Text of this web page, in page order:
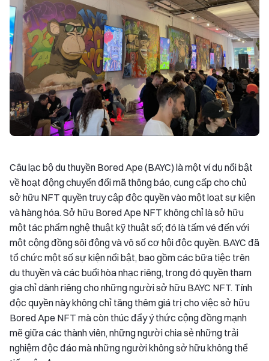
Câu lạc bộ du thuyền Bored Ape (BAYC) là một ví dụ nổi bật
về hoạt động chuyển đổi mã thông báo, cung cấp cho chủ
sở hữu NFT quyền truy cập độc quyền vào một loạt sự kiện
và hàng hóa. Sở hữu Bored Ape NFT không chỉ là sở hữu
một tác phẩm nghệ thuật kỹ thuật số; đó là tấm vé đến với
một cộng đồng sôi động và vô số cơ hội độc quyền. BAYC đã
tổ chức một số sự kiện nổi bật, bao gồm các bữa tiệc trên
du thuyền và các buổi hòa nhạc riêng, trong đó quyền tham
gia chỉ dành riêng cho những người sở hữu BAYC NFT. Tính
độc quyền này không chỉ tăng thêm giá trị cho việc sở hữu
Bored Ape NFT mà còn thúc đẩy ý thức cộng đồng mạnh
mẽ giữa các thành viên, những người chia sẻ những trải
nghiệm độc đáo mà những người không sở hữu không thể